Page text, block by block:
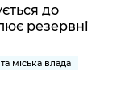
до
резервні
міська влада